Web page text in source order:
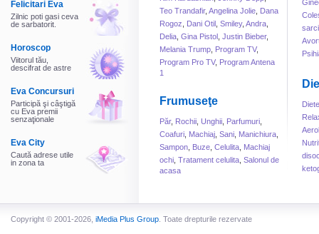
Felicitari Eva
Zilnic poti gasi ceva
de sarbatorit.
Horoscop
Viitorul tău,
descifrat de astre
Eva Concursuri
Participă şi câştigă
cu Eva premii
senzaţionale
Eva City
Caută adrese utile
in zona ta
Teo Trandafir, Angelina Jolie Dana
Rogoz
Dani Otil Smiley, Andra
Delia Gina Pistol Justin Bieber,
Melania Trump Program TV,
Program Pro TV, Program Antena
1
Frumuseţe
Păr, Rochii Unghii Parfumuri
Coafuri Machiaj Sani Manichiura
Sampon Buze Celulita Machiaj
ochi Tratament celulita Salonul de
acasa
Diete
Copyright © 2001-2026, iMedia Plus Group . Toate drepturile rezervate